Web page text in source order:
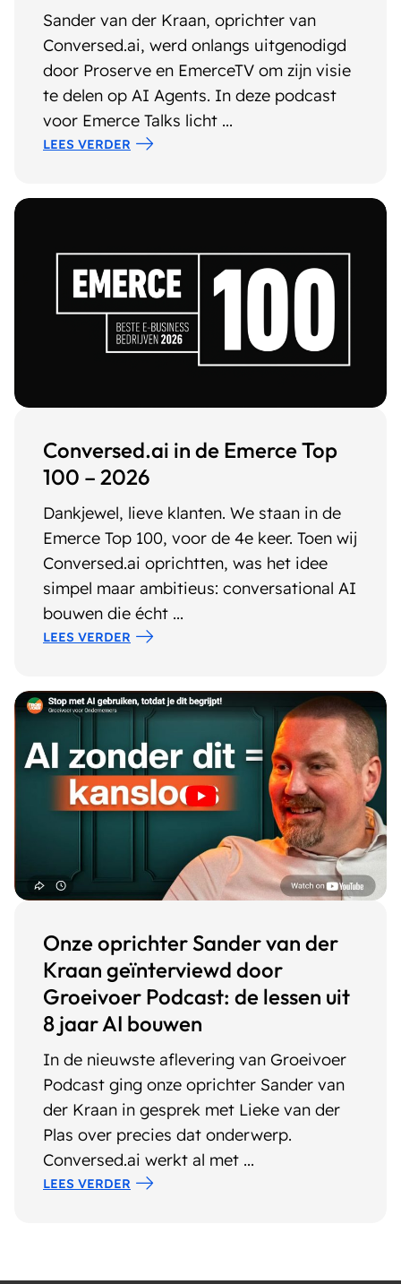
Sander van der Kraan, oprichter van
Conversed.ai, werd onlangs uitgenodigd
door Proserve en EmerceTV om zijn visie
te delen op AI Agents. In deze podcast
voor Emerce Talks licht ...
LEES VERDER
Conversed.ai in de Emerce Top
100 – 2026
Dankjewel, lieve klanten. We staan in de
Emerce Top 100, voor de 4e keer. Toen wij
Conversed.ai oprichtten, was het idee
simpel maar ambitieus: conversational AI
bouwen die écht ...
LEES VERDER
Onze oprichter Sander van der
Kraan geïnterviewd door
Groeivoer Podcast: de lessen uit
8 jaar AI bouwen
In de nieuwste aflevering van Groeivoer
Podcast ging onze oprichter Sander van
der Kraan in gesprek met Lieke van der
Plas over precies dat onderwerp.
Conversed.ai werkt al met ...
LEES VERDER